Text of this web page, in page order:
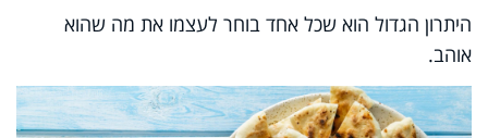
היתרון הגדול הוא שכל אחד בוחר לעצמו את מה שהוא
אוהב.